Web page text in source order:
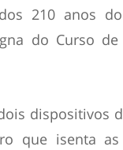
210 anos
do Curso
dispositivos
que isenta